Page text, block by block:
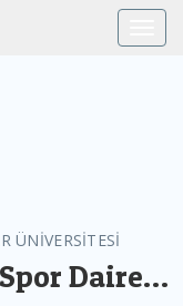
ÜNİVERSİTESİ
Daire